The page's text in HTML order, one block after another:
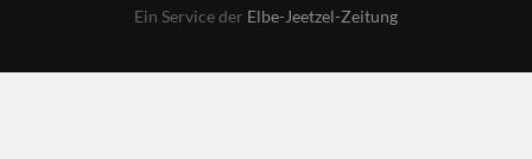
Ein Service der Elbe-Jeetzel-Zeitung